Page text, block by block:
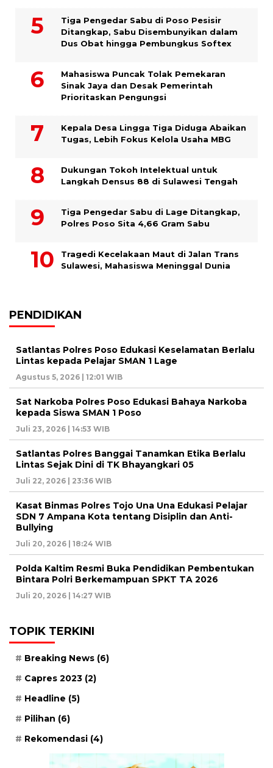
Tiga Pengedar Sabu di Poso Pesisir
Ditangkap, Sabu Disembunyikan dalam
Dus Obat hingga Pembungkus Softex
Mahasiswa Puncak Tolak Pemekaran
Sinak Jaya dan Desak Pemerintah
Prioritaskan Pengungsi
Kepala Desa Lingga Tiga Diduga Abaikan
Tugas, Lebih Fokus Kelola Usaha MBG
Dukungan Tokoh Intelektual untuk
Langkah Densus 88 di Sulawesi Tengah
Tiga Pengedar Sabu di Lage Ditangkap,
Polres Poso Sita 4,66 Gram Sabu
Tragedi Kecelakaan Maut di Jalan Trans
Sulawesi, Mahasiswa Meninggal Dunia
PENDIDIKAN
Satlantas Polres Poso Edukasi Keselamatan Berlalu
Lintas kepada Pelajar SMAN 1 Lage
Agustus 5, 2026 | 12:01 WIB
Sat Narkoba Polres Poso Edukasi Bahaya Narkoba
kepada Siswa SMAN 1 Poso
Juli 23, 2026 | 14:53 WIB
Satlantas Polres Banggai Tanamkan Etika Berlalu
Lintas Sejak Dini di TK Bhayangkari 05
Juli 22, 2026 | 23:36 WIB
Kasat Binmas Polres Tojo Una Una Edukasi Pelajar
SDN 7 Ampana Kota tentang Disiplin dan Anti-
Bullying
Juli 20, 2026 | 18:24 WIB
Polda Kaltim Resmi Buka Pendidikan Pembentukan
Bintara Polri Berkemampuan SPKT TA 2026
Juli 20, 2026 | 14:27 WIB
TOPIK TERKINI
Breaking News (6)
Capres 2023 (2)
Headline (5)
Pilihan (6)
Rekomendasi (4)